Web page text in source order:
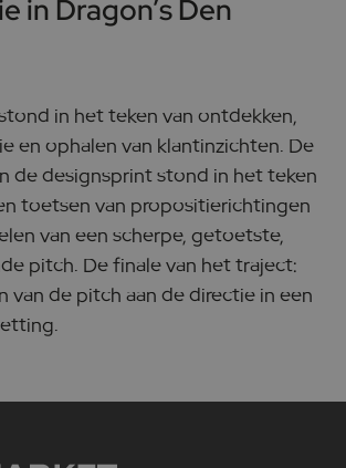
in Dragon’s Den
in het teken van ontdekken,
en ophalen van klantinzichten. De
de designsprint stond in het teken
toetsen van propositierichtingen
van een scherpe, getoetste,
pitch. De finale van het traject:
van de pitch aan de directie in een